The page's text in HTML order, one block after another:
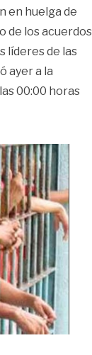
en huelga de
de los acuerdos
líderes de las
ayer a la
00:00 horas